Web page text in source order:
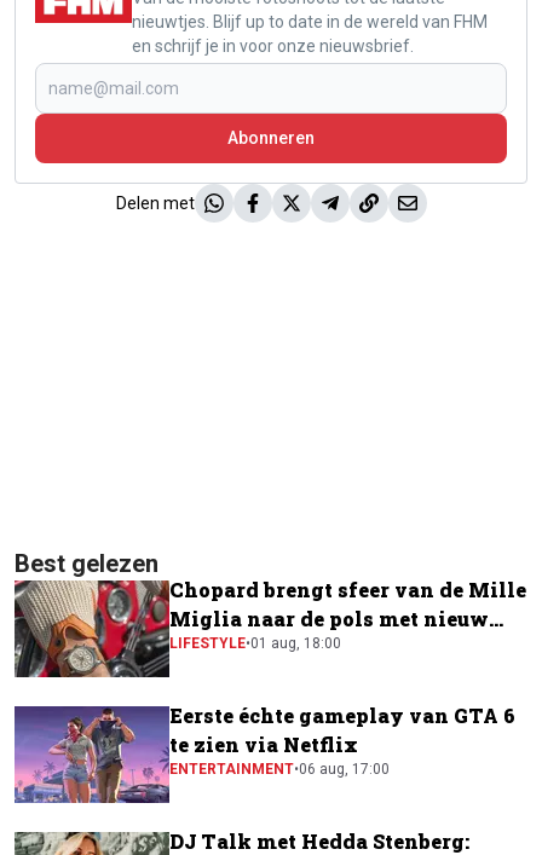
nieuwtjes. Blijf up to date in de wereld van FHM
en schrijf je in voor onze nieuwsbrief.
Abonneren
Delen met
Best gelezen
Chopard brengt sfeer van de Mille
Miglia naar de pols met nieuw
horloge
LIFESTYLE•01 aug, 18:00
Eerste échte gameplay van GTA 6
te zien via Netflix
ENTERTAINMENT•06 aug, 17:00
DJ Talk met Hedda Stenberg: